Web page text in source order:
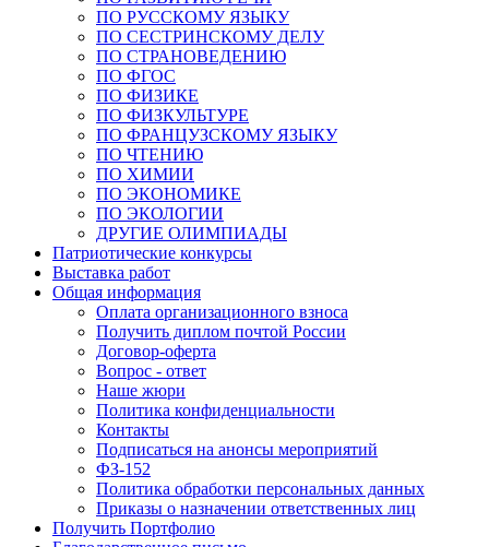
ПО РУССКОМУ ЯЗЫКУ
ПО СЕСТРИНСКОМУ ДЕЛУ
ПО СТРАНОВЕДЕНИЮ
ПО ФГОС
ПО ФИЗИКЕ
ПО ФИЗКУЛЬТУРЕ
ПО ФРАНЦУЗСКОМУ ЯЗЫКУ
ПО ЧТЕНИЮ
ПО ХИМИИ
ПО ЭКОНОМИКЕ
ПО ЭКОЛОГИИ
ДРУГИЕ ОЛИМПИАДЫ
Патриотические конкурсы
Выставка работ
Общая информация
Оплата организационного взноса
Получить диплом почтой России
Договор-оферта
Вопрос - ответ
Наше жюри
Политика конфиденциальности
Контакты
Подписаться на анонсы мероприятий
ФЗ-152
Политика обработки персональных данных
Приказы о назначении ответственных лиц
Получить Портфолио